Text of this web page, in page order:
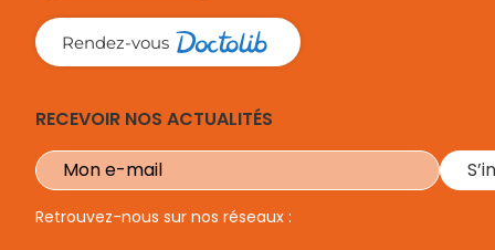
Rendez-vous
RECEVOIR NOS ACTUALITÉS
Retrouvez-nous sur nos réseaux :